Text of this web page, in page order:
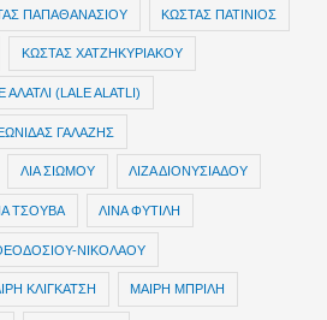
ΠΑΠΑΘΑΝΑΣΙΟΥ ΚΩΣΤΑΣ ΠΑΤΙΝΙΟΣ
ΚΩΣΤΑΣ ΧΑΤΖΗΚΥΡΙΑΚΟΥ
ΑΛΑΤΛΙ (LALE ALATLI)
ΓΑΛΑΖΗΣ
ΛΙΑ ΣΙΩΜΟΥ ΛΙΖΑ ΔΙΟΝΥΣΙΑΔΟΥ
ΤΣΟΥΒΑ ΛΙΝΑ ΦΥΤΙΛΗ
ΝΙΚΟΛΑΟΥ
ΚΛΙΓΚΑΤΣΗ ΜΑΙΡΗ ΜΠΡΙΛΗ